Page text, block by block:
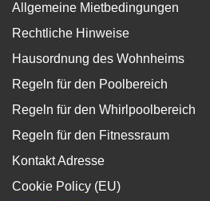
Allgemeine Mietbedingungen
Rechtliche Hinweise
Hausordnung des Wohnheims
Regeln für den Poolbereich
Regeln für den Whirlpoolbereich
Regeln für den Fitnessraum
Kontakt Adresse
Cookie Policy (EU)